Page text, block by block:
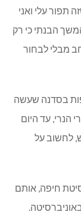
תפור עלי ואני
הבנתי כי רק
מבלי לבחור
בסדנה שעשה
עד היום
לחשוב על
חיפה, אותם